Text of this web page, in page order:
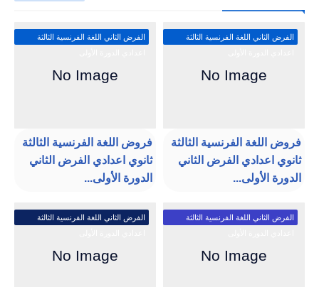
الفرض الثاني اللغة الفرنسية الثالثة
فروض اللغة الفرنسية الثالثة
ثانوي اعدادي الفرض الثاني
الدورة الأولى...
الفرض الثاني اللغة الفرنسية الثالثة
فروض اللغة الفرنسية الثالثة
ثانوي اعدادي الفرض الثاني
الدورة الأولى...
الفرض الثاني اللغة الفرنسية الثالثة
الفرض الثاني اللغة الفرنسية الثالثة